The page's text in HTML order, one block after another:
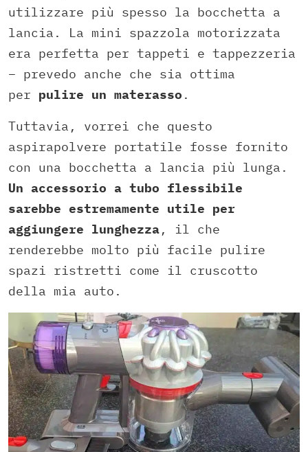
utilizzare più spesso la bocchetta a
lancia. La mini spazzola motorizzata
era perfetta per tappeti e tappezzeria
– prevedo anche che sia ottima
per pulire un materasso .
Tuttavia, vorrei che questo
aspirapolvere portatile fosse fornito
con una bocchetta a lancia più lunga.
Un accessorio a tubo flessibile
sarebbe estremamente utile per
aggiungere lunghezza, il che
renderebbe molto più facile pulire
spazi ristretti come il cruscotto
della mia auto.